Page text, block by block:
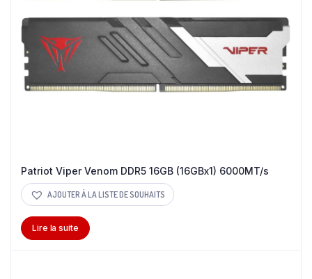
Patriot Viper Venom DDR5 16GB (16GBx1) 6000MT/s
AJOUTER À LA LISTE DE SOUHAITS
Lire la suite